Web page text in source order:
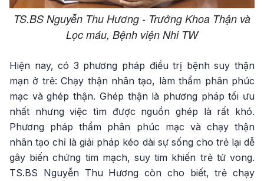
TS.BS Nguyễn Thu Hương - Trưởng Khoa Thận và
Lọc máu, Bệnh viện Nhi TW
Hiện nay, có 3 phương pháp điều trị bệnh suy thận
mạn ở trẻ: Chạy thận nhân tạo, làm thẩm phân phúc
mạc và ghép thận. Ghép thận là phương pháp tối ưu
nhất nhưng việc tìm được nguồn ghép là rất khó.
Phương pháp thẩm phân phúc mạc và chạy thận
nhân tạo chỉ là giải pháp kéo dài sự sống cho trẻ lại dễ
gây biến chứng tim mạch, suy tim khiến trẻ tử vong.
TS.BS Nguyễn Thu Hương còn cho biết, trẻ chạy